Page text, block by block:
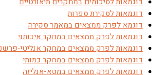
דוגמאות לסקירת ספרות
דוגמא לפרק ממצאים במאמר סקירה
דוגמאות לפרק ממצאים במחקר איכותני
דוגמאות לפרק ממצאים במחקר אנליטי-
דוגמאות לפרק ממצאים במחקר כמותי
דוגמאות לפרק ממצאים במטא-אנליזה